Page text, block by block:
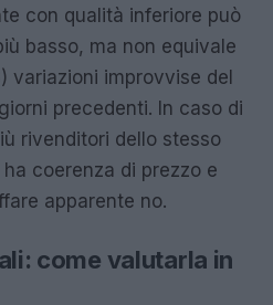
con qualità inferiore può
basso, ma non equivale
variazioni improvvise del
precedenti. In caso di
rivenditori dello stesso
coerenza di prezzo e
apparente no.
come valutarla in